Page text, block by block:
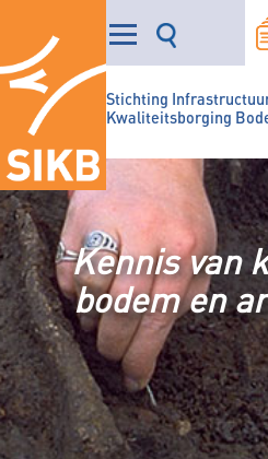
Stichting
Kwaliteitsborging
Kennis van
bodem en